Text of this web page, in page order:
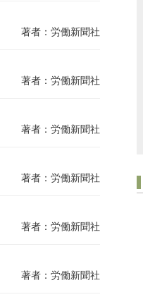
著者：労働新聞社
著者：労働新聞社
著者：労働新聞社
著者：労働新聞社
著者：労働新聞社
著者：労働新聞社